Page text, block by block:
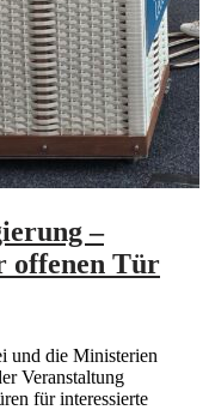
–
offenen Tür
und die Ministerien
Veranstaltung
für interessierte